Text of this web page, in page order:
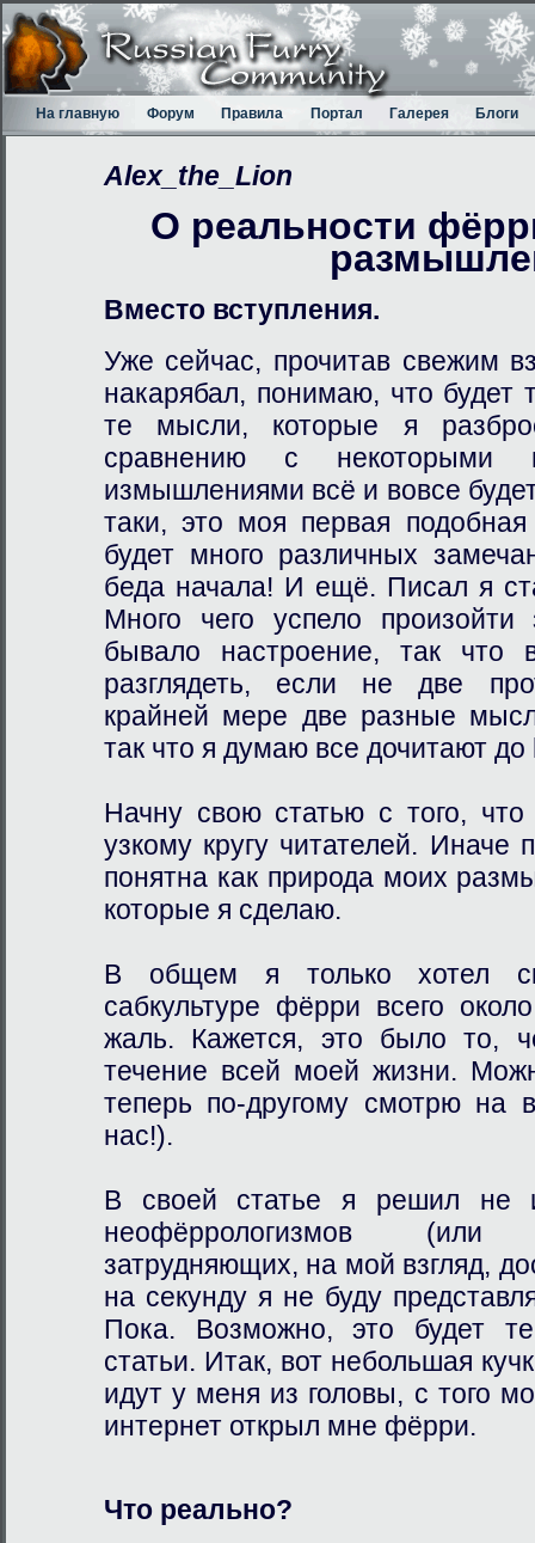
На главную Форум Правила Портал Галерея Блоги
Alex_the_Lion
О реальности
Вместо вступления.
Уже сейчас, прочитав свежим
накарябал, понимаю, что будет
те мысли, которые я
сравнению с некоторыми
измышлениями всё и вовсе
таки, это моя первая
будет много различных
беда начала! И ещё. Писал я
Много чего успело
бывало настроение, так что
разглядеть, если не две
крайней мере две разные
так что я думаю все дочитают
Начну свою статью с того, что
узкому кругу читателей. Иначе
понятна как природа моих
которые я сделаю.
В общем я только хотел
сабкультуре фёрри всего
жаль. Кажется, это было то,
течение всей моей жизни.
теперь по-другому смотрю на
нас!).
В своей статье я решил не
неофёррологизмов (или
затрудняющих, на мой взгляд,
на секунду я не буду
Пока. Возможно, это будет
статьи. Итак, вот небольшая
идут у меня из головы, с того
интернет открыл мне фёрри.
Что реально?